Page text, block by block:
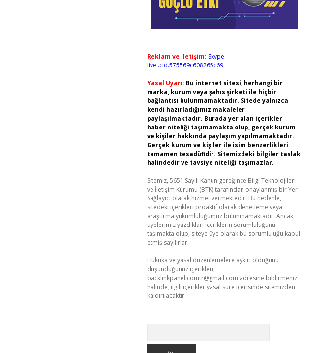
Reklam ve İletişim: Skype:
live:.cid.575569c608265c69
Yasal Uyarı: Bu internet sitesi, herhangi bir
marka, kurum veya şahıs şirketi ile hiçbir
bağlantısı bulunmamaktadır. Sitede yalnızca
kendi hazırladığımız makaleler
paylaşılmaktadır. Burada yer alan içerikler
haber niteliği taşımamakta olup, gerçek kurum
ve kişiler hakkında paylaşım yapılmamaktadır.
Gerçek kurum ve kişiler ile isim benzerlikleri
tamamen tesadüfidir. Sitemizdeki bilgiler taslak
halindedir ve tavsiye niteliği taşımazlar.
Sitemiz, 5651 Sayılı Kanun gereğince Bilgi Teknolojileri
ve İletişim Kurumu (BTK) tarafından onaylanmış bir Yer
Sağlayıcı olarak hizmet vermektedir. Bu nedenle,
sitedeki içerikleri proaktif olarak denetleme veya
araştırma yükümlülüğümüz bulunmamaktadır. Ancak,
üyelerimiz yazdıkları içeriklerin sorumluluğunu
taşımakta olup, siteye üye olarak bu sorumluluğu kabul
etmiş sayılırlar.
Hukuka ve yasal düzenlemelere aykırı olduğunu
düşündüğünüz içerikleri,
backlinkpanelicomtr@gmail.com adresine bildirmeniz
halinde, ilgili içerikler yasal süre içerisinde sitemizden
kaldırılacaktır.